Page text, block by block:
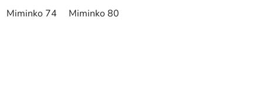
Miminko 74 Miminko 80